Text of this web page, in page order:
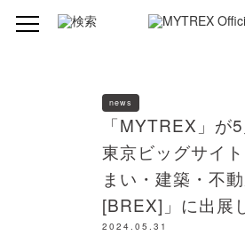
news
「MYTREX」が
東京ビッグサイ
まい・建築・不
[BREX]」に出展
2024.05.31